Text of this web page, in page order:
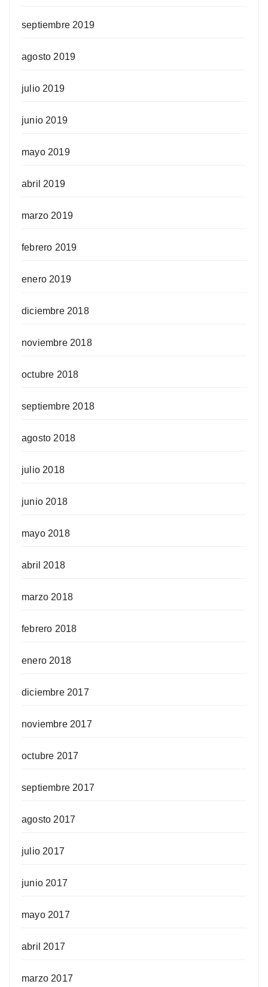
septiembre 2019
agosto 2019
julio 2019
junio 2019
mayo 2019
abril 2019
marzo 2019
febrero 2019
enero 2019
diciembre 2018
noviembre 2018
octubre 2018
septiembre 2018
agosto 2018
julio 2018
junio 2018
mayo 2018
abril 2018
marzo 2018
febrero 2018
enero 2018
diciembre 2017
noviembre 2017
octubre 2017
septiembre 2017
agosto 2017
julio 2017
junio 2017
mayo 2017
abril 2017
marzo 2017